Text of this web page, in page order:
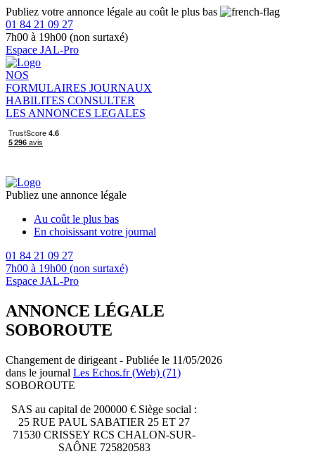
Publiez votre annonce légale au coût le plus bas
01 84 21 09 27
7h00 à 19h00 (non surtaxé)
Espace JAL-Pro
NOS
FORMULAIRES JOURNAUX
HABILITES CONSULTER
LES ANNONCES LEGALES
Publiez une annonce légale
Au coût le plus bas
En choisissant votre journal
01 84 21 09 27
7h00 à 19h00 (non surtaxé)
Espace JAL-Pro
ANNONCE LÉGALE
SOBOROUTE
Changement de dirigeant - Publiée le 11/05/2026
dans le journal Les Echos.fr (Web) (71)
SOBOROUTE
SAS au capital de 200000 € Siège social :
25 RUE PAUL SABATIER 25 ET 27
71530 CRISSEY RCS CHALON-SUR-
SAÔNE 725820583